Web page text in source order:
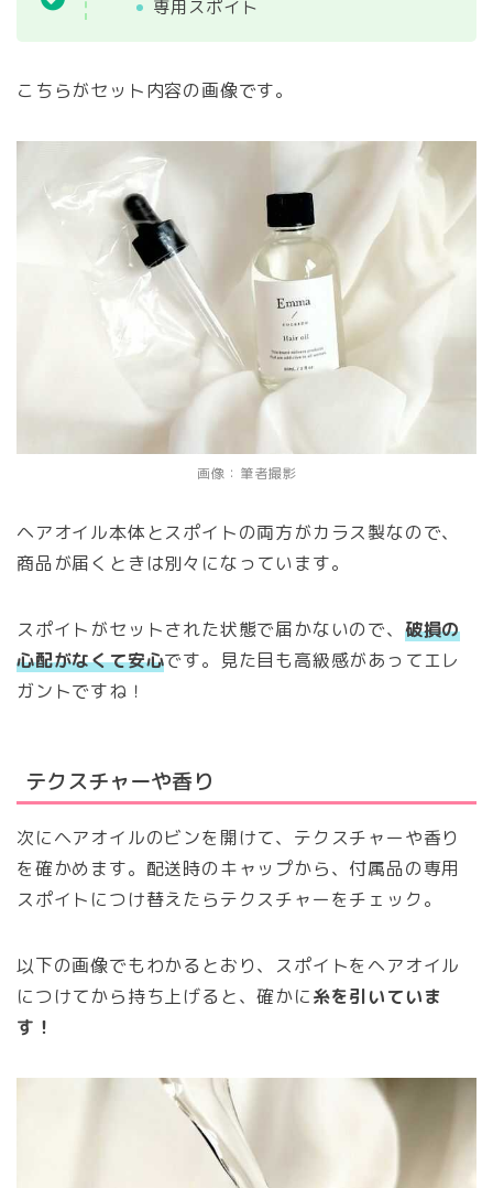
専用スポイト
こちらがセット内容の画像です。
画像：筆者撮影
ヘアオイル本体とスポイトの両方がカラス製なので、
商品が届くときは別々になっています。
スポイトがセットされた状態で届かないので、 破損の
心配がなくて安心です。見た目も高級感があってエレ
ガントですね！
テクスチャーや香り
次にヘアオイルのビンを開けて、テクスチャーや香り
を確かめます。配送時のキャップから、付属品の専用
スポイトにつけ替えたらテクスチャーをチェック。
以下の画像でもわかるとおり、スポイトをヘアオイル
につけてから持ち上げると、確かに糸を引いていま
す！